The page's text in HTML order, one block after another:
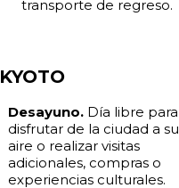
transporte de regreso.
KYOTO
Desayuno. Día libre para
disfrutar de la ciudad a su
aire o realizar visitas
adicionales, compras o
experiencias culturales.